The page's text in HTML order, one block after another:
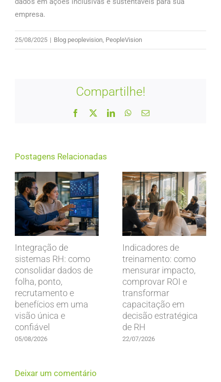
empresa.
25/08/2025 | Blog peoplevision, PeopleVision
Compartilhe!
Facebook LinkedInWhatsApp
E-
Postagens Relacionadas
Integração de
sistemas RH: como
consolidar dados de
folha, ponto,
recrutamento e
benefícios em uma
visão única e
confiável
05/08/2026
Indicadores de
treinamento: como
mensurar impacto,
comprovar ROI e
transformar
capacitação em
decisão estratégica
de RH
22/07/2026
Deixar um comentário